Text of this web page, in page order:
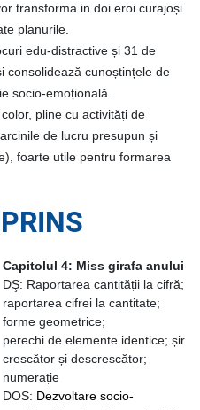
transforma in doi eroi curajoși
planurile.
edu-distractive și 31 de
consolidează cunoștințele de
socio-emoțională.
pline cu activități de
de lucru presupun și
foarte utile pentru formarea
Capitolul 4: Miss girafa anului
DŞ: Raportarea cantității la cifră;
raportarea cifrei la cantitate;
forme geometrice;
perechi de elemente identice; șir
crescător și descrescător;
numerație
DOS: Dezvoltare socio-